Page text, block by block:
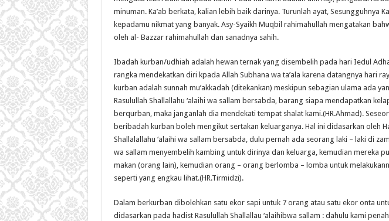
minuman. Ka’ab berkata, kalian lebih baik darinya. Turunlah ayat, Sesungguhnya
kepadamu nikmat yang banyak. Asy-Syaikh Muqbil rahimahullah mengatakan
oleh al- Bazzar rahimahullah dan sanadnya sahih.
Ibadah kurban/udhiah adalah hewan ternak yang disembelih pada hari Iedul
rangka mendekatkan diri kpada Allah Subhana wa ta’ala karena datangnya hari
kurban adalah sunnah mu’akkadah (ditekankan) meskipun sebagian ulama ada
Rasulullah Shallallahu ‘alaihi wa sallam bersabda, barang siapa mendapatkan
berqurban, maka janganlah dia mendekati tempat shalat kami.(HR.Ahmad).
beribadah kurban boleh mengikut sertakan keluarganya. Hal ini didasarkan oleh
Shallalallahu ‘alaihi wa sallam bersabda, dulu pernah ada seorang laki – laki di
wa sallam menyembelih kambing untuk dirinya dan keluarga, kemudian mereka
makan (orang lain), kemudian orang – orang berlomba – lomba untuk
seperti yang engkau lihat.(HR.Tirmidzi).
Dalam berkurban dibolehkan satu ekor sapi untuk 7 orang atau satu ekor onta
didasarkan pada hadist Rasulullah Shallallau ‘alaihibwa sallam : dahulu kami